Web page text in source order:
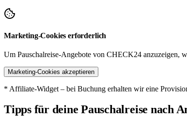
Marketing-Cookies erforderlich
Um Pauschalreise-Angebote von CHECK24 anzuzeigen,
Marketing-Cookies akzeptieren
* Affiliate-Widget – bei Buchung erhalten wir eine
Tipps für deine Pauschalreise nach